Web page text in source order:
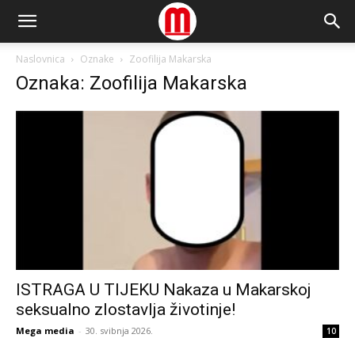
Naslovnica Oznake Zoofilija Makarska
Oznaka: Zoofilija Makarska
ISTRAGA U TIJEKU Nakaza u Makarskoj
seksualno zlostavlja životinje!
Mega media - 30. svibnja 2026. 10